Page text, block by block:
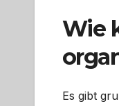
Wie
Es gibt